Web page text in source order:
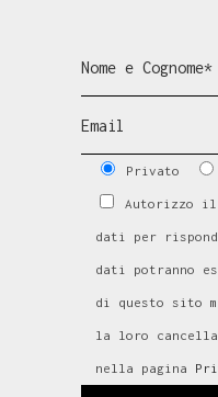
Privato
Autorizzo
dati per
dati potranno
di questo sito
la loro
nella pagina